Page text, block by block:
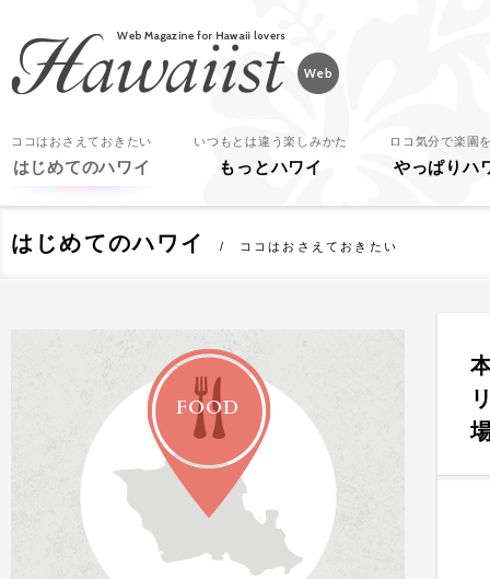
ココはおさえておきたい
はじめてのハワイ
いつもとは違う楽しみかた
もっとハワイ
ロコ気分で楽園
やっぱりハ
はじめてのハワイ ココはおさえておきたい
FOOD